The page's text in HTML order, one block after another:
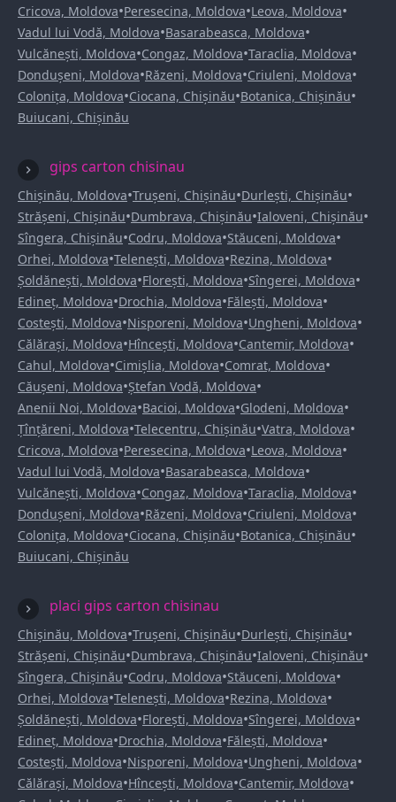
Cricova, Moldova•Peresecina, Moldova•Leova, Moldova•
Vadul lui Vodă, Moldova•Basarabeasca, Moldova•
Vulcănești, Moldova•Congaz, Moldova•Taraclia, Moldova•
Dondușeni, Moldova•Răzeni, Moldova•Criuleni, Moldova•
Colonița, Moldova•Ciocana, Chișinău•Botanica, Chișinău•
Buiucani, Chișinău
gips carton chisinau
Chișinău, Moldova•Trușeni, Chișinău•Durlești, Chișinău•
Strășeni, Chișinău•Dumbrava, Chișinău•Ialoveni, Chișinău•
Sîngera, Chișinău•Codru, Moldova•Stăuceni, Moldova•
Orhei, Moldova•Telenești, Moldova•Rezina, Moldova•
Șoldănești, Moldova•Florești, Moldova•Sîngerei, Moldova•
Edineț, Moldova•Drochia, Moldova•Fălești, Moldova•
Costești, Moldova•Nisporeni, Moldova•Ungheni, Moldova•
Călărași, Moldova•Hîncești, Moldova•Cantemir, Moldova•
Cahul, Moldova•Cimișlia, Moldova•Comrat, Moldova•
Căușeni, Moldova•Ștefan Vodă, Moldova•
Anenii Noi, Moldova•Bacioi, Moldova•Glodeni, Moldova•
Țînțăreni, Moldova•Telecentru, Chișinău•Vatra, Moldova•
Cricova, Moldova•Peresecina, Moldova•Leova, Moldova•
Vadul lui Vodă, Moldova•Basarabeasca, Moldova•
Vulcănești, Moldova•Congaz, Moldova•Taraclia, Moldova•
Dondușeni, Moldova•Răzeni, Moldova•Criuleni, Moldova•
Colonița, Moldova•Ciocana, Chișinău•Botanica, Chișinău•
Buiucani, Chișinău
placi gips carton chisinau
Chișinău, Moldova•Trușeni, Chișinău•Durlești, Chișinău•
Strășeni, Chișinău•Dumbrava, Chișinău•Ialoveni, Chișinău•
Sîngera, Chișinău•Codru, Moldova•Stăuceni, Moldova•
Orhei, Moldova•Telenești, Moldova•Rezina, Moldova•
Șoldănești, Moldova•Florești, Moldova•Sîngerei, Moldova•
Edineț, Moldova•Drochia, Moldova•Fălești, Moldova•
Costești, Moldova•Nisporeni, Moldova•Ungheni, Moldova•
Călărași, Moldova•Hîncești, Moldova•Cantemir, Moldova•